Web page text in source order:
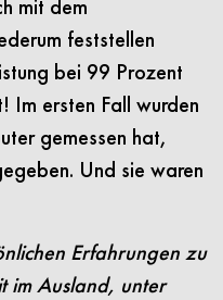
mit dem
feststellen
bei 99 Prozent
Im ersten Fall wurden
gemessen hat,
Und sie waren
Erfahrungen zu
im Ausland, unter